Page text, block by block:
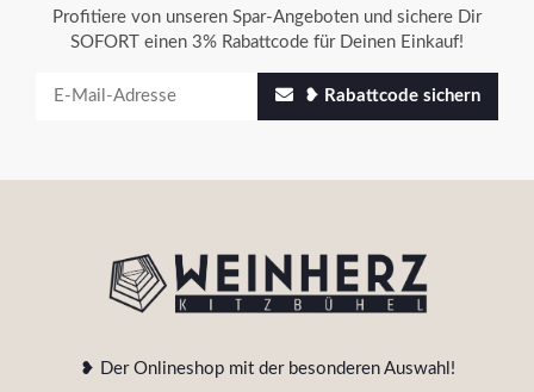
Profitiere von unseren Spar-Angeboten und sichere Dir
SOFORT einen 3% Rabattcode für Deinen Einkauf!
❥ Rabattcode sichern
❥ Der Onlineshop mit der besonderen Auswahl!